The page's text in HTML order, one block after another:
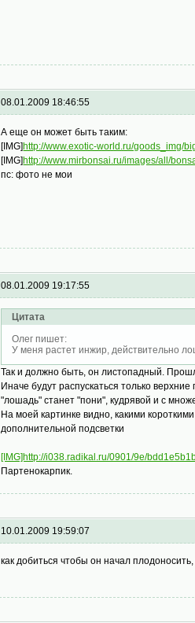
08.01.2009 18:46:55
А еще он может быть таким:
[IMG]http://www.exotic-world.ru/goods_img/
[IMG]http://www.mirbonsai.ru/images/all/
пс: фото не мои
08.01.2009 19:17:55
Цитата
Олег пишет:
У меня растет инжир, действительно
Так и должно быть, он листопадный.
Иначе будут распускаться только
"лошадь" станет "пони", кудрявой и с
На моей картинке видно, какими
дополнительной подсветки
[IMG]http://i038.radikal.ru/0901/9e/
Партенокарпик.
10.01.2009 19:59:07
как добиться чтобы он начал